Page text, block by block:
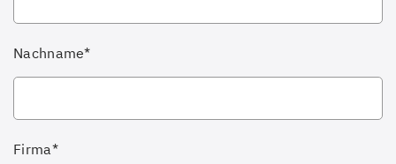
Nachname*
Firma*